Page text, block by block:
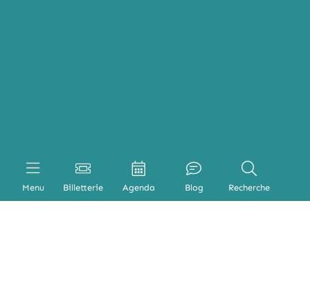
Menu Billetterie Agenda Blog Recherche